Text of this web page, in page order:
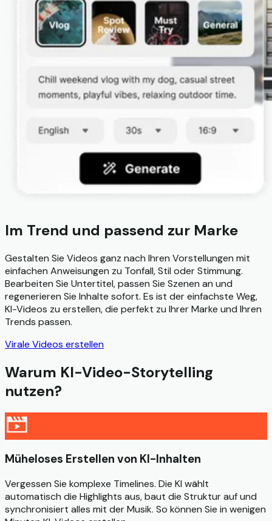
Im Trend und passend zur Marke
Gestalten Sie Videos ganz nach Ihren Vorstellungen mit
einfachen Anweisungen zu Tonfall, Stil oder Stimmung.
Bearbeiten Sie Untertitel, passen Sie Szenen an und
regenerieren Sie Inhalte sofort. Es ist der einfachste Weg,
KI-Videos zu erstellen, die perfekt zu Ihrer Marke und Ihren
Trends passen.
Virale Videos erstellen
Warum KI-Video-Storytelling
nutzen?
Müheloses Erstellen von KI-Inhalten
Vergessen Sie komplexe Timelines. Die KI wählt
automatisch die Highlights aus, baut die Struktur auf und
synchronisiert alles mit der Musik. So können Sie in wenigen